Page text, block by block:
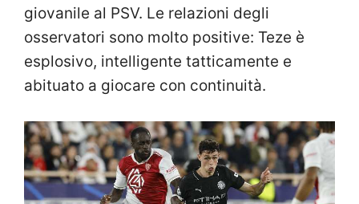
giovanile al PSV. Le relazioni degli
osservatori sono molto positive: Teze è
esplosivo, intelligente tatticamente e
abituato a giocare con continuità.